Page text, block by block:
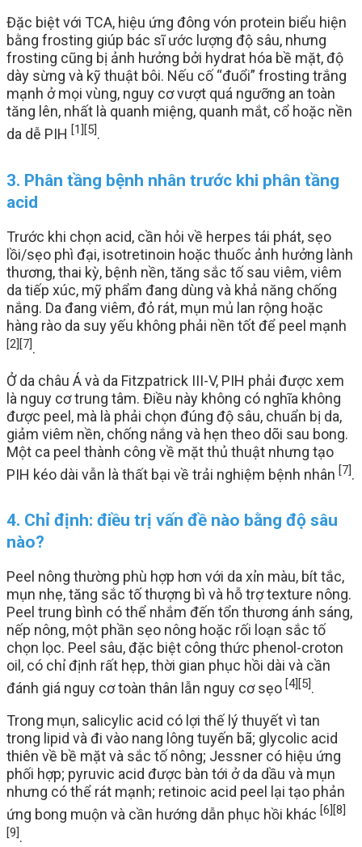
Đặc biệt với TCA, hiệu ứng đông vón protein biểu hiện
bằng frosting giúp bác sĩ ước lượng độ sâu, nhưng
frosting cũng bị ảnh hưởng bởi hydrat hóa bề mặt, độ
dày sừng và kỹ thuật bôi. Nếu cố “đuổi” frosting trắng
mạnh ở mọi vùng, nguy cơ vượt quá ngưỡng an toàn
tăng lên, nhất là quanh miệng, quanh mắt, cổ hoặc nền
da dễ PIH [1] [5] .
3. Phân tầng bệnh nhân trước khi phân tầng
acid
Trước khi chọn acid, cần hỏi về herpes tái phát, sẹo
lồi/sẹo phì đại, isotretinoin hoặc thuốc ảnh hưởng lành
thương, thai kỳ, bệnh nền, tăng sắc tố sau viêm, viêm
da tiếp xúc, mỹ phẩm đang dùng và khả năng chống
nắng. Da đang viêm, đỏ rát, mụn mủ lan rộng hoặc
hàng rào da suy yếu không phải nền tốt để peel mạnh
[2] [7].
Ở da châu Á và da Fitzpatrick III-V, PIH phải được xem
là nguy cơ trung tâm. Điều này không có nghĩa không
được peel, mà là phải chọn đúng độ sâu, chuẩn bị da,
giảm viêm nền, chống nắng và hẹn theo dõi sau bong.
Một ca peel thành công về mặt thủ thuật nhưng tạo
PIH kéo dài vẫn là thất bại về trải nghiệm bệnh nhân [7].
4. Chỉ định: điều trị vấn đề nào bằng độ sâu
nào?
Peel nông thường phù hợp hơn với da xỉn màu, bít tắc,
mụn nhẹ, tăng sắc tố thượng bì và hỗ trợ texture nông.
Peel trung bình có thể nhắm đến tổn thương ánh sáng,
nếp nông, một phần sẹo nông hoặc rối loạn sắc tố
chọn lọc. Peel sâu, đặc biệt công thức phenol-croton
oil, có chỉ định rất hẹp, thời gian phục hồi dài và cần
đánh giá nguy cơ toàn thân lẫn nguy cơ sẹo [4] [5] .
Trong mụn, salicylic acid có lợi thế lý thuyết vì tan
trong lipid và đi vào nang lông tuyến bã; glycolic acid
thiên về bề mặt và sắc tố nông; Jessner có hiệu ứng
phối hợp; pyruvic acid được bàn tới ở da dầu và mụn
nhưng có thể rát mạnh; retinoic acid peel lại tạo phản
ứng bong muộn và cần hướng dẫn phục hồi khác [6] [8]
[9] .